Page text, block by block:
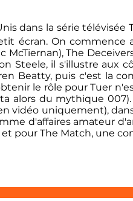
dans la série
écran. On commence
McTiernan), The
Steele, il s'illustre aux
Beatty, puis c'est la
le rôle pour Tuer
alors du mythique
vidéo uniquement),
d'affaires amateur
pour The Match, une